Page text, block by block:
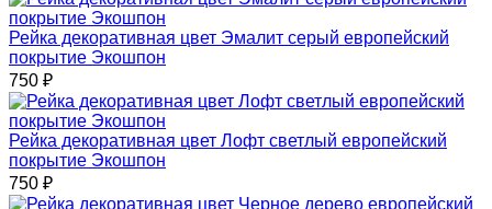
Рейка декоративная цвет Эмалит серый европейский
покрытие Экошпон
750 ₽
Рейка декоративная цвет Лофт светлый европейский
покрытие Экошпон
750 ₽